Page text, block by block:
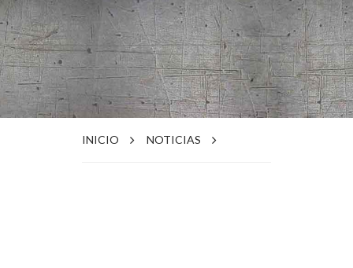
INICIO NOTICIAS